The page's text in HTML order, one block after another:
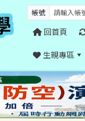
帳號
回首頁
生親專區